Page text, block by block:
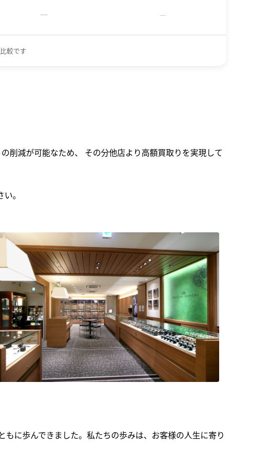
－ －
較です
削減が可能なため、 その分他店より高額買取りを実現して
い｡
に歩んできました。私たちの歩みは、お客様の人生に寄り